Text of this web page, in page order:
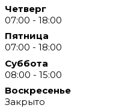
Четверг
07:00 - 18:00
Пятница
07:00 - 18:00
Суббота
08:00 - 15:00
Воскресенье
Закрыто